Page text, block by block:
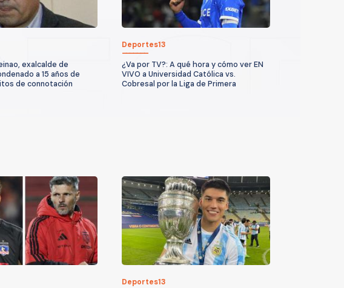
exalcalde de
a 15 años de
de connotación
Deportes13
¿Va por TV?: A qué hora y cómo ver EN
VIVO a Universidad Católica vs.
Cobresal por la Liga de Primera
Deportes13